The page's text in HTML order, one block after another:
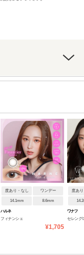
度あり・なし ワンデー
14.1mm 8.6mm
ハルネ
フィナンシェ
¥1,705
度あ
ワナフ
セレング